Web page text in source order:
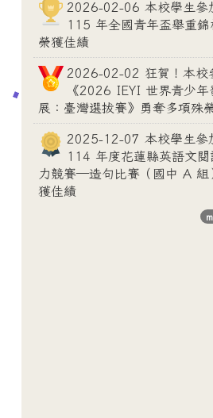
2026-02-06 本校學生參
115 年全國青年盃舉重錦
榮獲佳績
2026-02-02 狂賀！本校
《2026 IEYI 世界青少年
展：臺灣選拔賽》勇奪多項殊
2025-12-07 本校學生參
114 年度花蓮縣英語文閱
力競賽—造句比賽（國中 A 組
獲佳績